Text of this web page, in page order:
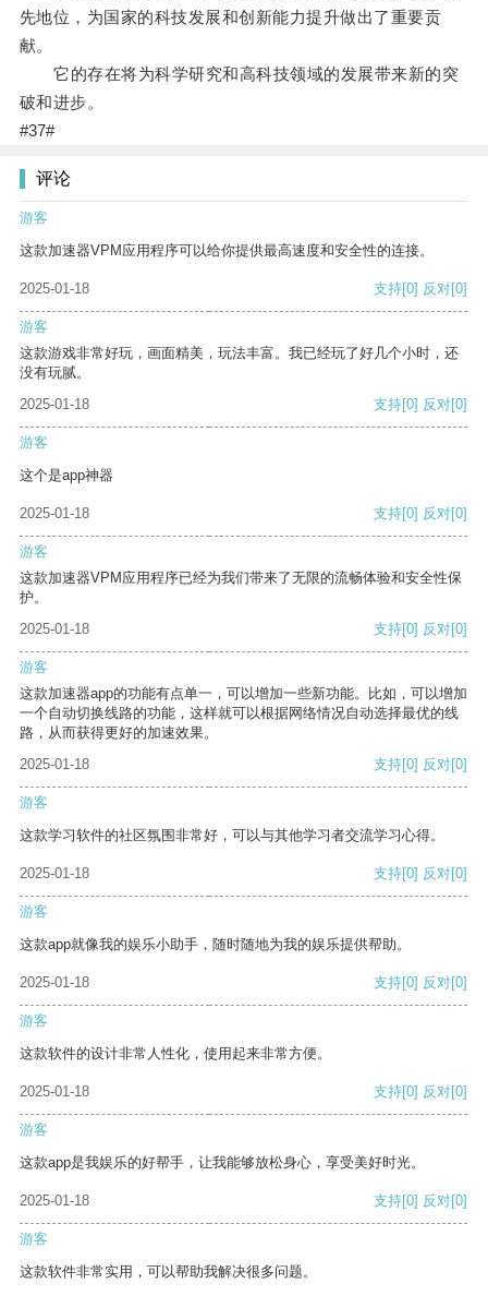
先地位，为国家的科技发展和创新能力提升做出了重要贡
献。
它的存在将为科学研究和高科技领域的发展带来新的突
破和进步。
#37#
评论
游客
这款加速器VPM应用程序可以给你提供最高速度和安全性的连接。
2025-01-18 支持[0] 反对[0]
游客
这款游戏非常好玩，画面精美，玩法丰富。我已经玩了好几个小时，还
没有玩腻。
2025-01-18
支持[0] 反对[0]
游客
这个是app神器
2025-01-18 支持[0] 反对[0]
游客
这款加速器VPM应用程序已经为我们带来了无限的流畅体验和安全性保
护。
2025-01-18
支持[0] 反对[0]
游客
这款加速器app的功能有点单一，可以增加一些新功能。比如，可以增加
一个自动切换线路的功能，这样就可以根据网络情况自动选择最优的线
路，从而获得更好的加速效果。
2025-01-18
支持[0] 反对[0]
游客
这款学习软件的社区氛围非常好，可以与其他学习者交流学习心得。
2025-01-18 支持[0] 反对[0]
游客
这款app就像我的娱乐小助手，随时随地为我的娱乐提供帮助。
2025-01-18 支持[0] 反对[0]
游客
这款软件的设计非常人性化，使用起来非常方便。
2025-01-18 支持[0] 反对[0]
游客
这款app是我娱乐的好帮手，让我能够放松身心，享受美好时光。
2025-01-18 支持[0] 反对[0]
游客
这款软件非常实用，可以帮助我解决很多问题。